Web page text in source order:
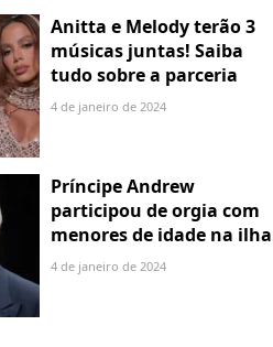
Anitta e Melody terão 3
músicas juntas! Saiba
tudo sobre a parceria
4 de janeiro de 2024
Príncipe Andrew
participou de orgia com
menores de idade na ilha
de Jeffrey Epstein, chefe de
4 de janeiro de 2024